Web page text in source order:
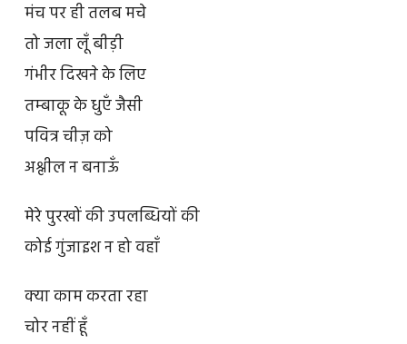
मंच पर ही तलब मचे
तो जला लूँ बीड़ी
गंभीर दिखने के लिए
तम्बाकू के धुएँ जैसी
पवित्र चीज़ को
अश्लील न बनाऊँ
मेरे पुरखों की उपलब्धियों की
कोई गुंजाइश न हो वहाँ
क्या काम करता रहा
चोर नहीं हूँ